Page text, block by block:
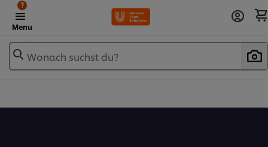
Menu
?
Wonach suchst du?